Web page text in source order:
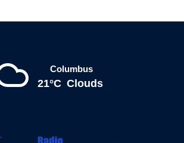
Columbus
21°C Clouds